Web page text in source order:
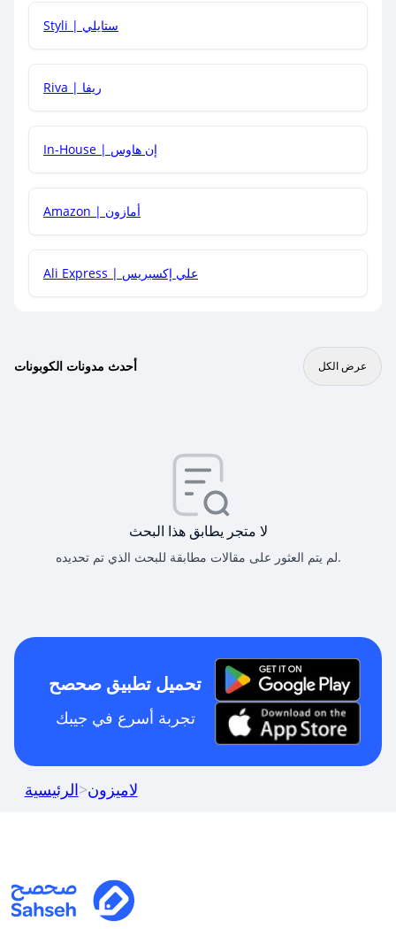
هل يمكنني جمع كود خصم مع العروض الأخرى؟
Styli | ستايلي
Riva | ريفا
In-House | إن هاوس
Amazon | أمازون
Ali Express | علي إكسبريس
أحدث مدونات الكوبونات عرض الكل
لا متجر يطابق هذا البحث
لم يتم العثور على مقالات مطابقة للبحث الذي تم تحديده.
تحميل تطبيق صحصح
تجربة أسرع في جيبك
الرئيسية>لاميزون